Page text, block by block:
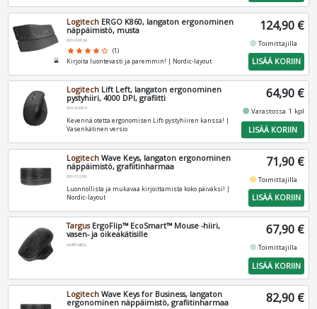
Logitech ERGO K860, langaton ergonominen
näppäimistö, musta
920-009168
star star star star star_border (1)
Kirjoita luontevasti ja paremmin! | Nordic-layout
124,90 €
fiber_manual_recordToimittajilla
LISÄÄ KORIIN
Logitech Lift Left, langaton ergonominen
pystyhiiri, 4000 DPI, grafiitti
910-006474
Kevennä otetta ergonomisen Lift-pystyhiiren kanssa! |
Vasenkätinen versio
64,90 €
fiber_manual_recordVarastossa 1 kpl
LISÄÄ KORIIN
Logitech Wave Keys, langaton ergonominen
näppäimistö, grafiitinharmaa
920-012298
Luonnollista ja mukavaa kirjoittamista koko päiväksi! |
Nordic-layout
71,90 €
fiber_manual_recordToimittajilla
LISÄÄ KORIIN
TargusErgoFlip™ EcoSmart™ Mouse -hiiri,
vasen- ja oikeakätisille
AMB586GL
67,90 €
fiber_manual_recordToimittajilla
LISÄÄ KORIIN
Logitech Wave Keys for Business, langaton
ergonominen näppäimistö, grafiitinharmaa
82,90 €